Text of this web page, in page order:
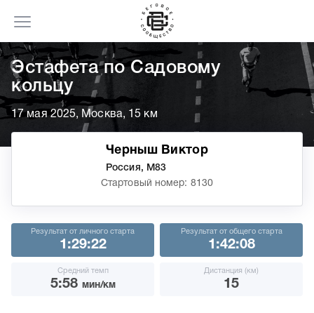
Эстафета по Садовому
кольцу
17 мая 2025, Москва, 15 км
Черныш Виктор
Россия, М83
Стартовый номер: 8130
Результат от личного старта
1:29:22
Результат от общего старта
1:42:08
Средний темп
5:58 мин/км
Дистанция (км)
15